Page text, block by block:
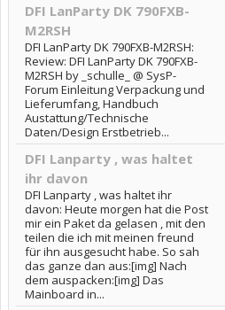
DFI LanParty DK 790FXB-
M2RSH
DFI LanParty DK 790FXB-M2RSH:
Review: DFI LanParty DK 790FXB-
M2RSH by _schulle_ @ SysP-
Forum Einleitung Verpackung und
Lieferumfang, Handbuch
Austattung/Technische
Daten/Design Erstbetrieb...
DFI Lanparty , was haltet
ihr davon
DFI Lanparty , was haltet ihr
davon: Heute morgen hat die Post
mir ein Paket da gelasen , mit den
teilen die ich mit meinen freund
für ihn ausgesucht habe. So sah
das ganze dan aus:[img] Nach
dem auspacken:[img] Das
Mainboard in...